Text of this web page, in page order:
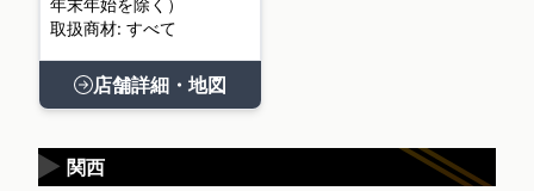
年末年始を除く）
取扱商材: すべて
店舗詳細・地図
関西
▶